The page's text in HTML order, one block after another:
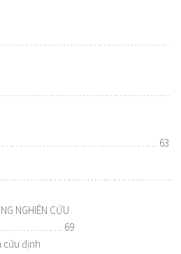
63
NGHIÊN CỨU
69
cứu định